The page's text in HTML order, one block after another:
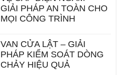
GIẢI PHÁP AN TOÀN CHO
MỌI CÔNG TRÌNH
VAN CỬA LẬT – GIẢI
PHÁP KIỂM SOÁT DÒNG
CHẢY HIỆU QUẢ